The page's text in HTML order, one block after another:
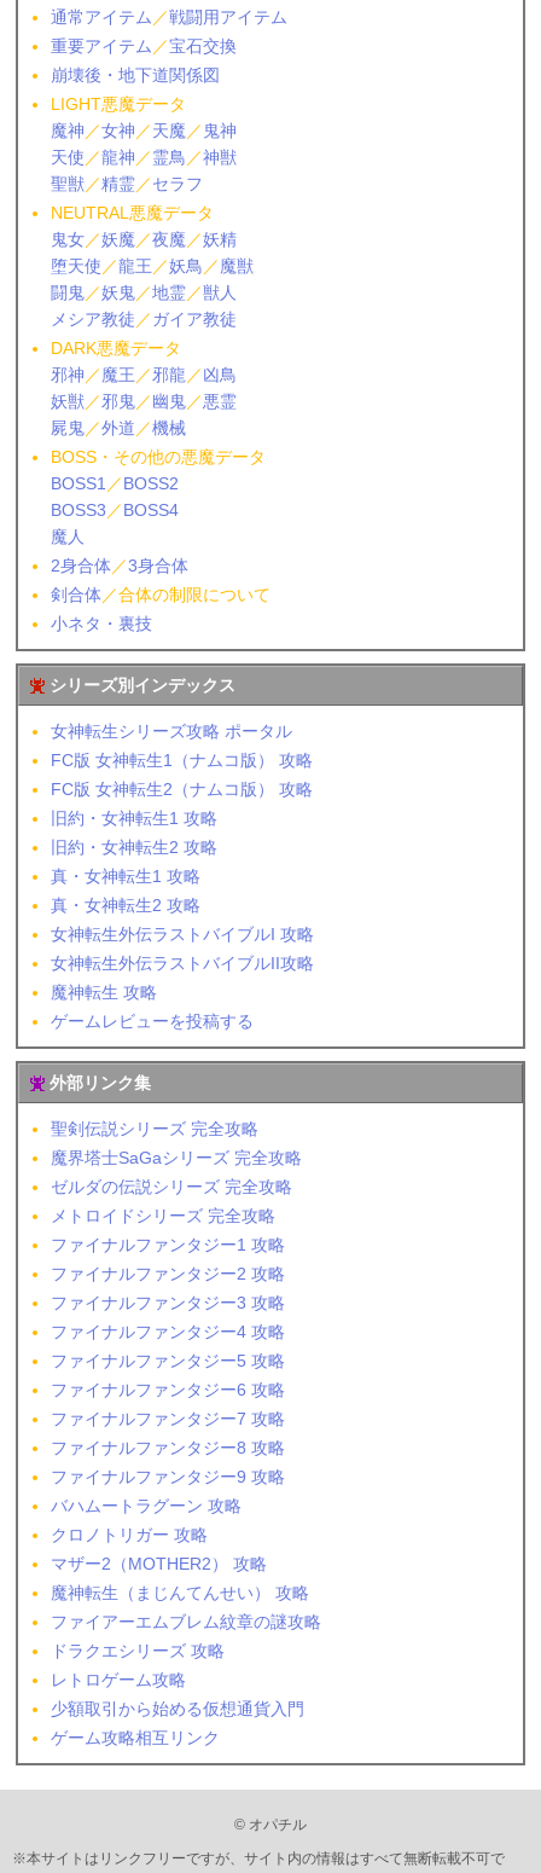
通常アイテム ／戦闘用アイテム
重要アイテム ／宝石交換
崩壊後・地下道関係図
LIGHT悪魔データ
魔神 ／女神 ／天魔 ／ 鬼神
天使 ／龍神 ／霊鳥 ／神獣
聖獣／精霊／セラフ
NEUTRAL悪魔データ
鬼女／妖魔 ／夜魔 ／妖精
堕天使 ／龍王 ／妖鳥 ／魔獣
闘鬼／妖鬼／地霊／獣人
メシア教徒 ／ガイア教徒
DARK悪魔データ
邪神 ／魔王 ／邪龍 ／凶鳥
妖獣／邪鬼／幽鬼／悪霊
屍鬼／外道 ／機械
BOSS・その他の悪魔データ
BOSS1 ／BOSS2
BOSS3 ／BOSS4
魔人
2身合体／3身合体
剣合体／合体の制限について
小ネタ・裏技
シリーズ別インデックス
女神転生シリーズ攻略 ポータル
FC版 女神転生1（ナムコ版） 攻略
FC版 女神転生2（ナムコ版） 攻略
旧約・女神転生1 攻略
旧約・女神転生2 攻略
真・女神転生1 攻略
真・女神転生2 攻略
女神転生外伝ラストバイブルI 攻略
女神転生外伝ラストバイブルII攻略
魔神転生 攻略
ゲームレビューを投稿する
外部リンク集
聖剣伝説シリーズ 完全攻略
魔界塔士SaGaシリーズ 完全攻略
ゼルダの伝説シリーズ 完全攻略
メトロイドシリーズ 完全攻略
ファイナルファンタジー1 攻略
ファイナルファンタジー2 攻略
ファイナルファンタジー3 攻略
ファイナルファンタジー4 攻略
ファイナルファンタジー5 攻略
ファイナルファンタジー6 攻略
ファイナルファンタジー7 攻略
ファイナルファンタジー8 攻略
ファイナルファンタジー9 攻略
バハムートラグーン 攻略
クロノトリガー 攻略
マザー2（MOTHER2） 攻略
魔神転生（まじんてんせい） 攻略
ファイアーエムブレム紋章の謎攻略
ドラクエシリーズ 攻略
レトロゲーム攻略
少額取引から始める仮想通貨入門
ゲーム攻略相互リンク
© オパチル
※本サイトはリンクフリーですが、サイト内の情報はすべて無断転載不可で